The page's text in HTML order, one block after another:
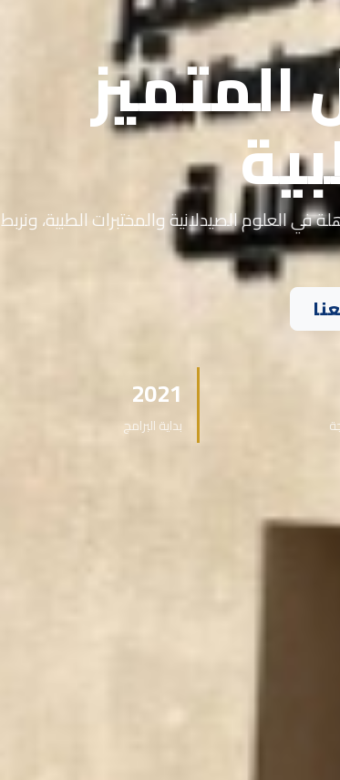
المتميز
في العلوم الصيدلانية والمختبرات الطبية، ونربط
2021
بداية البرامج